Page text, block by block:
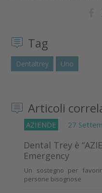
Tag
Dentaltrey Uno
Articoli
AZIENDE 27
Dental Trey è
Emergency
Un sostegno per
persone bisognose